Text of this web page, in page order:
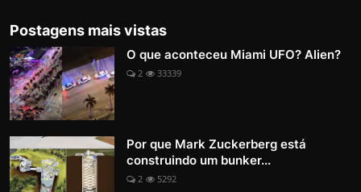
Postagens mais vistas
O que aconteceu Miami UFO? Alien?
2 33339
Por que Mark Zuckerberg está
construindo um bunker...
2 5292